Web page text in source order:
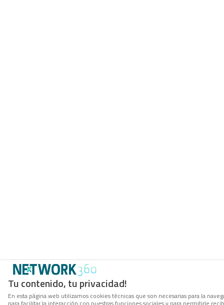
Tu contenido, tu privacidad!
En esta página web utilizamos cookies técnicas que son necesarias para la